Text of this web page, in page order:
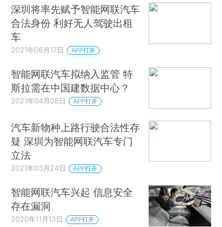
深圳将率先赋予智能网联汽车
合法身份 利好无人驾驶出租
车
2021年06月17日 APP打开
智能网联汽车拟纳入监管 特
斯拉需在中国建数据中心？
2021年04月08日 APP打开
汽车新物种上路行驶合法性存
疑 深圳为智能网联汽车专门
立法
2021年03月24日 APP打开
智能网联汽车兴起 信息安全
存在漏洞
2020年11月13日 APP打开